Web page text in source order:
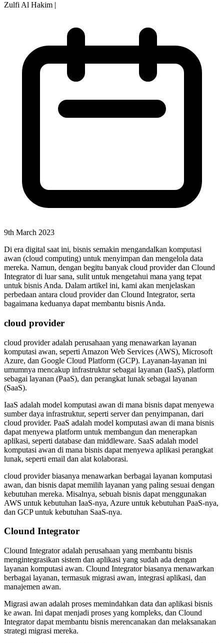
Zulfi Al Hakim |
9th March 2023
Di era digital saat ini, bisnis semakin mengandalkan komputasi
awan (cloud computing) untuk menyimpan dan mengelola data
mereka. Namun, dengan begitu banyak cloud provider dan Clound
Integrator di luar sana, sulit untuk mengetahui mana yang tepat
untuk bisnis Anda. Dalam artikel ini, kami akan menjelaskan
perbedaan antara cloud provider dan Clound Integrator, serta
bagaimana keduanya dapat membantu bisnis Anda.
cloud provider
cloud provider adalah perusahaan yang menawarkan layanan
komputasi awan, seperti Amazon Web Services (AWS), Microsoft
Azure, dan Google Cloud Platform (GCP). Layanan-layanan ini
umumnya mencakup infrastruktur sebagai layanan (IaaS), platform
sebagai layanan (PaaS), dan perangkat lunak sebagai layanan
(SaaS).
IaaS adalah model komputasi awan di mana bisnis dapat menyewa
sumber daya infrastruktur, seperti server dan penyimpanan, dari
cloud provider. PaaS adalah model komputasi awan di mana bisnis
dapat menyewa platform untuk membangun dan menerapkan
aplikasi, seperti database dan middleware. SaaS adalah model
komputasi awan di mana bisnis dapat menyewa aplikasi perangkat
lunak, seperti email dan alat kolaborasi.
cloud provider biasanya menawarkan berbagai layanan komputasi
awan, dan bisnis dapat memilih layanan yang paling sesuai dengan
kebutuhan mereka. Misalnya, sebuah bisnis dapat menggunakan
AWS untuk kebutuhan IaaS-nya, Azure untuk kebutuhan PaaS-nya,
dan GCP untuk kebutuhan SaaS-nya.
Clound Integrator
Clound Integrator adalah perusahaan yang membantu bisnis
mengintegrasikan sistem dan aplikasi yang sudah ada dengan
layanan komputasi awan. Clound Integrator biasanya menawarkan
berbagai layanan, termasuk migrasi awan, integrasi aplikasi, dan
manajemen awan.
Migrasi awan adalah proses memindahkan data dan aplikasi bisnis
ke awan. Ini dapat menjadi proses yang kompleks, dan Clound
Integrator dapat membantu bisnis merencanakan dan melaksanakan
strategi migrasi mereka.